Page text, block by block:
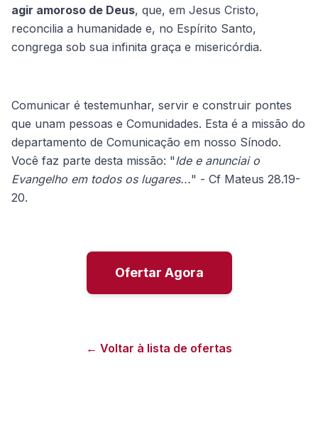
agir amoroso de Deus, que, em Jesus Cristo,
reconcilia a humanidade e, no Espírito Santo,
congrega sob sua infinita graça e misericórdia.
Comunicar é testemunhar, servir e construir pontes
que unam pessoas e Comunidades. Esta é a missão do
departamento de Comunicação em nosso Sínodo.
Você faz parte desta missão: "Ide e anunciai o
Evangelho em todos os lugares..." - Cf Mateus 28.19-
20.
Ofertar Agora
← Voltar à lista de ofertas